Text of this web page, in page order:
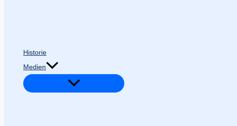
Historie
Medien